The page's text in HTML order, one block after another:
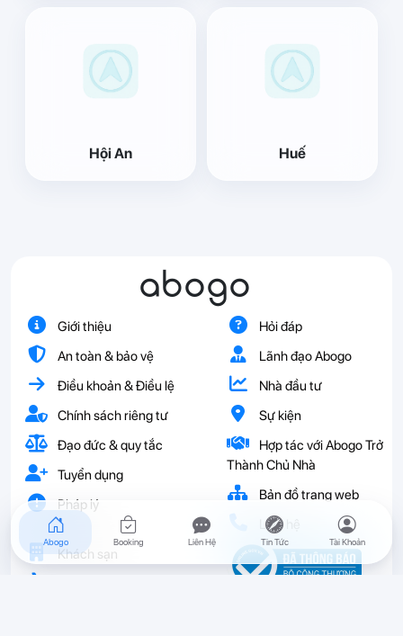
Hội An Huế
abogo
Giới thiệu
An toàn & bảo vệ
Điều khoản & Điều lệ
Chính sách riêng tư
Đạo đức & quy tắc
Tuyển dụng
Pháp lý
Hỏi đáp
Lãnh đạo Abogo
Nhà đầu tư
Sự kiện
Hợp tác với Abogo Trở
Thành Chủ Nhà
Bản đồ trang web
Liên hệ
Khách sạn
Abogo Booking Liên Hệ Tin Tức Tài Khoản